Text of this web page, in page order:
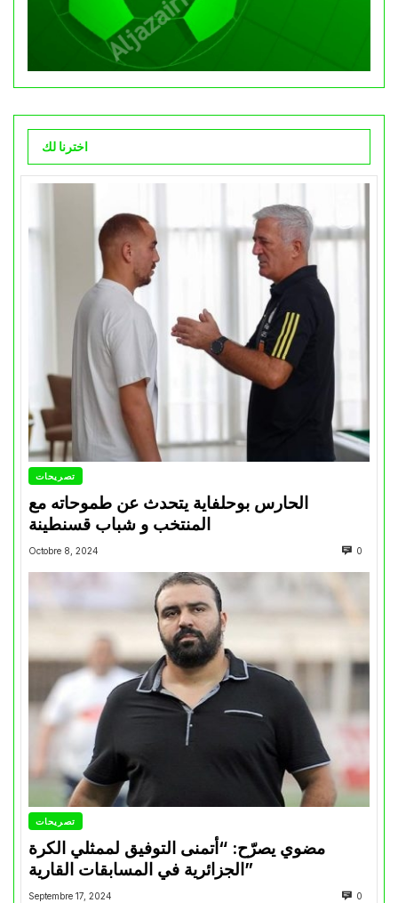
اخترنا لك
تصريحات
الحارس بوحلفاية يتحدث عن طموحاته مع
المنتخب و شباب قسنطينة
Octobre 8, 2024 0
تصريحات
مضوي يصرّح: “أتمنى التوفيق لممثلي الكرة
الجزائرية في المسابقات القارية”
Septembre 17, 2024 0